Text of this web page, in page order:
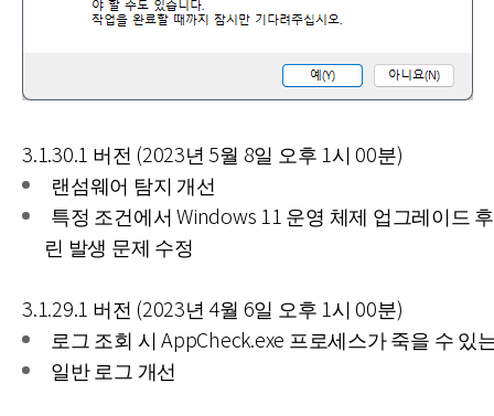
3.1.30.1 버전 (2023년 5월 8일 오후 1시 00분)
랜섬웨어 탐지 개선
특정 조건에서 Windows 11 운영 체제 업그레이드
린 발생 문제 수정
3.1.29.1 버전 (2023년 4월 6일 오후 1시 00분)
로그 조회 시 AppCheck.exe 프로세스가 죽을 수 있
일반 로그 개선